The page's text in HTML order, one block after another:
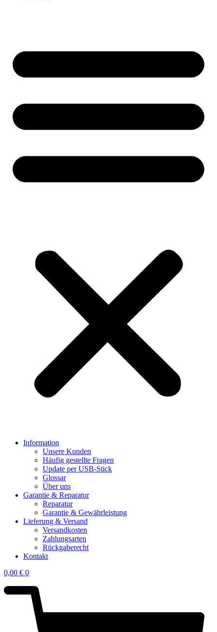
Information
Unsere Kunden
Häufig gestellte Fragen
Update per USB-Stick
Glossar
Über uns
Garantie & Reparatur
Reparatur
Garantie & Gewährleistung
Lieferung & Versand
Versandkosten
Zahlungsarten
Rückgaberecht
Kontakt
0,00 € 0